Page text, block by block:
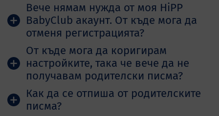
Вече нямам нужда от моя HiPP
BabyClub акаунт. От къде мога да
отменя регистрацията?
От къде мога да коригирам
настройките, така че вече да не
получавам родителски писма?
Как да се отпиша от родителските
писма?